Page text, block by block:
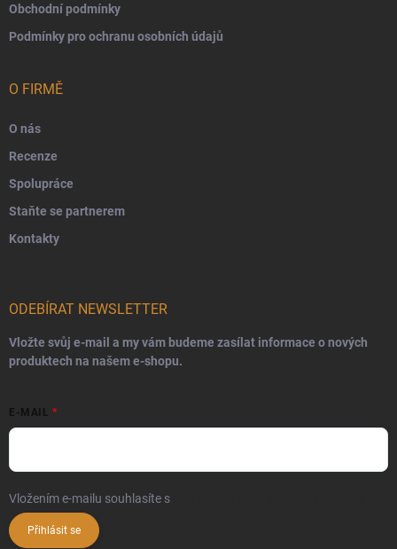
Obchodní podmínky
Podmínky pro ochranu osobních údajů
O FIRMĚ
O nás
Recenze
Spolupráce
Staňte se partnerem
Kontakty
ODEBÍRAT NEWSLETTER
Vložte svůj e-mail a my vám budeme zasílat informace o nových
produktech na našem e-shopu.
E-MAIL
Vložením e-mailu souhlasíte s
Přihlásit se